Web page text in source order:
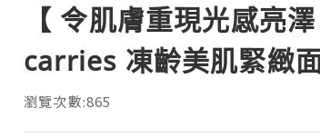
【 令肌膚重現光感
carries 凍齡美肌緊緻面
瀏覽次數:865